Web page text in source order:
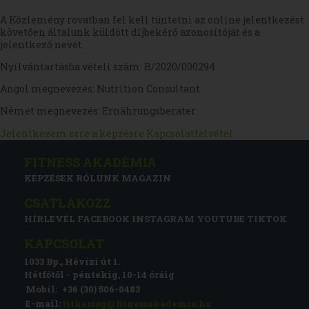
A Közlemény rovatban fel kell tüntetni az online jelentkezést
követően általunk küldött díjbekérő azonosítóját és a
jelentkező nevét.
Nyílvántartásba vételi szám: B/2020/000294
Angol megnevezés: Nutrition Consultant
Német megnevezés: Ernährungsberater
Jelentkezem erre a képzésre Kapcsolatfelvétel
KÉPZÉSEK RÓLUNK MAGAZIN
HÍRLEVÉL FACEBOOK INSTAGRAM YOUTUBE TIKTOK
1033 Bp., Hévízi út 1.
Hétfőtől - péntekig, 10-14 óráig
Mobil: +36 (30) 506-0483
E-mail: